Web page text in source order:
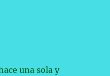
una sola y